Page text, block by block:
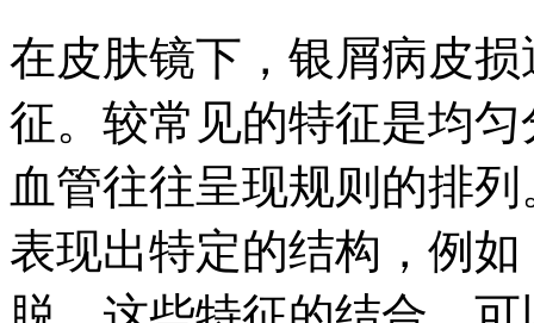
在皮肤镜下，银屑病皮
征。较常见的特征是均
血管往往呈现规则的排
表现出特定的结构，例